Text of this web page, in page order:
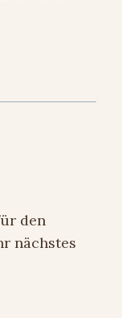
den
nächstes